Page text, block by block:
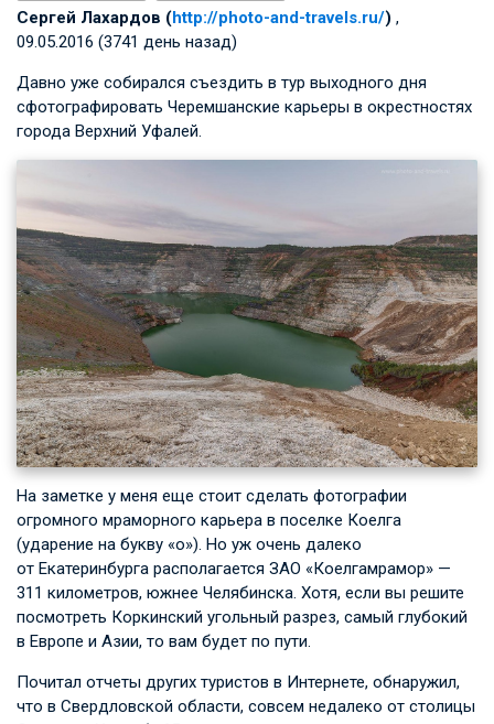
Сергей Лахардов (http://photo-and-travels.ru/) ,
09.05.2016 (3741 день назад)
Давно уже собирался съездить в тур выходного дня
сфотографировать Черемшанские карьеры в окрестностях
города Верхний Уфалей.
На заметке у меня еще стоит сделать фотографии
огромного мраморного карьера в поселке Коелга
(ударение на букву «о»). Но уж очень далеко
от Екатеринбурга располагается ЗАО «Коелгамрамор» —
311 километров, южнее Челябинска. Хотя, если вы решите
посмотреть Коркинский угольный разрез, самый глубокий
в Европе и Азии, то вам будет по пути.
Почитал отчеты других туристов в Интернете, обнаружил,
что в Свердловской области, совсем недалеко от столицы